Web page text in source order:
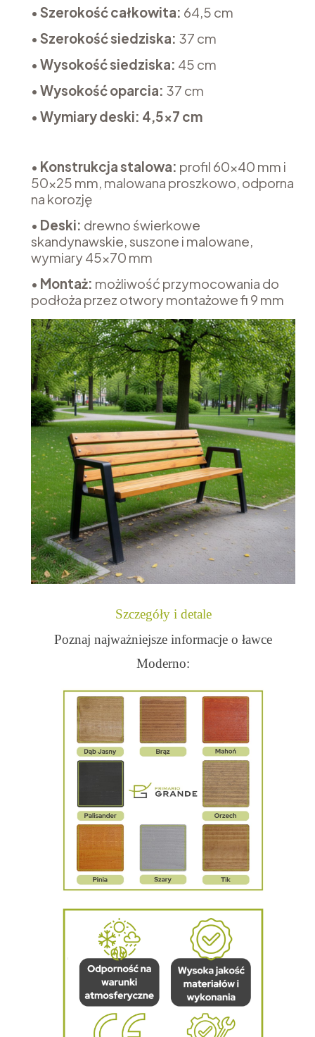
• Szerokość całkowita: 64,5 cm
• Szerokość siedziska: 37 cm
• Wysokość siedziska: 45 cm
• Wysokość oparcia: 37 cm
• Wymiary deski: 4,5x7 cm
• Konstrukcja stalowa: profil 60x40 mm i
50x25 mm, malowana proszkowo, odporna
na korozję
• Deski: drewno świerkowe
skandynawskie, suszone i malowane,
wymiary 45x70 mm
• Montaż: możliwość przymocowania do
podłoża przez otwory montażowe fi 9 mm
Szczegóły i detale
Poznaj najważniejsze informacje o ławce
Moderno: